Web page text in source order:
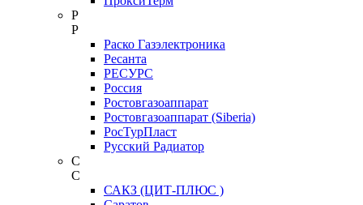
Р
Р
Раско Газэлектроника
Ресанта
РЕСУРС
Россия
Ростовгазоаппарат
Ростовгазоаппарат (Siberia)
РосТурПласт
Русский Радиатор
С
С
САКЗ (ЦИТ-ПЛЮС )